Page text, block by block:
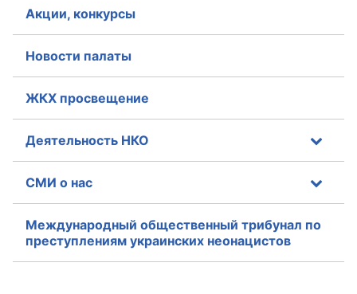
Акции, конкурсы
Новости палаты
ЖКХ просвещение
Деятельность НКО
СМИ о нас
Международный общественный трибунал по
преступлениям украинских неонацистов